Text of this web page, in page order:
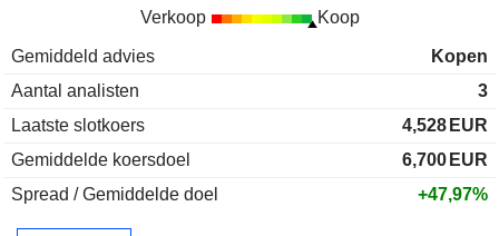
Verkoop Koop
Gemiddeld advies
Kopen
Aantal analisten
3
Laatste slotkoers
4,528 EUR
Gemiddelde koersdoel
6,700 EUR
Spread / Gemiddelde doel
+47,97%